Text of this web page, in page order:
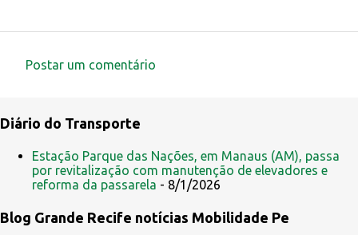
m
e
n
á
Postar um comentário
Diário do Transporte
Estação Parque das Nações, em Manaus (AM), passa
por revitalização com manutenção de elevadores e
reforma da passarela - 8/1/2026
Blog Grande Recife notícias Mobilidade Pe